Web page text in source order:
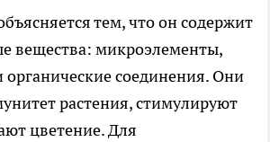
тем, что он содержит
вещества: микроэлементы,
соединения. Они
растения, стимулируют
цветение. Для